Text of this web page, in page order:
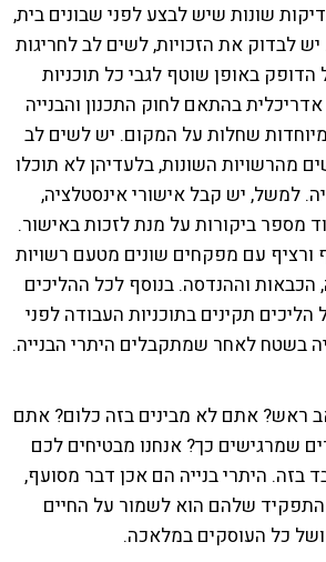
שונות שיש לבצע לפני שבונים בית,
יש לבדוק את הזכויות, לשים לב לחריגות
הדופק באופן שוטף לגבי כל תוכניות
אדריכלית בהתאם לחוק התכנון והבנייה
שחלות על המקום. יש לשים לב
מהרשויות השונות, בלעדיהן לא תוכלו
למשל, יש קבל אישורי אינסטלציה,
מספר ביקורות על מנת לזכות באישור.
ורציף עם מפקחים שונים מטעם רשויות
הכבאות וההנדסה. בנוסף לכל ההליכים
הליכים תקינים בתוכניות העבודה לפני
בשטח לאחר שמתקבלים היתרי הבנייה.
ראש? אתם לא מבינים בזה כלום? אתם
שמרגישים כך? אנחנו מבטיחים לכם
בזה. היתרי בנייה הם אכן דבר מסועף,
התפקיד שלהם הוא לשמור על החיים
ושל כל העוסקים במלאכה.